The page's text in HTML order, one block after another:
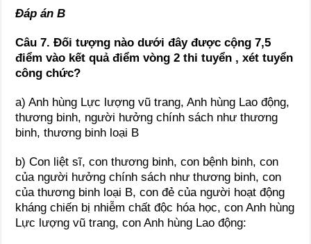
Đáp án B
Câu 7. Đối tượng nào dưới đây được cộng 7,5
điểm vào kết quả điểm vòng 2 thi tuyển , xét tuyển
công chức?
a) Anh hùng Lực lượng vũ trang, Anh hùng Lao động,
thương binh, người hưởng chính sách như thương
binh, thương binh loại B
b) Con liệt sĩ, con thương binh, con bệnh binh, con
của người hưởng chính sách như thương binh, con
của thương binh loại B, con đẻ của người hoạt động
kháng chiến bị nhiễm chất độc hóa học, con Anh hùng
Lực lượng vũ trang, con Anh hùng Lao động: